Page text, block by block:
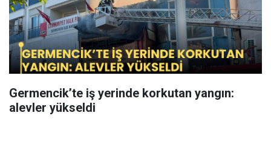
Germencik’te iş yerinde korkutan yangın:
alevler yükseldi